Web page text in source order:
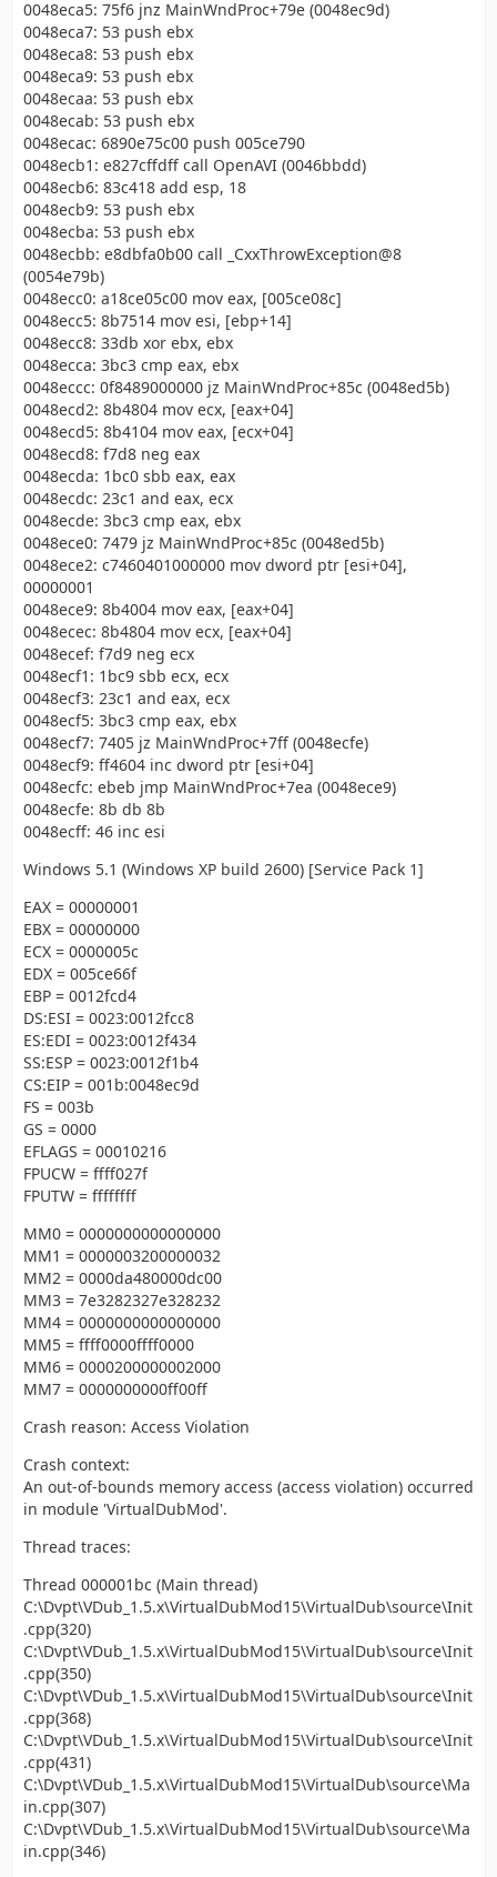
0048eca5: 75f6 jnz MainWndProc+79e (0048ec9d)
0048eca7: 53 push ebx
0048eca8: 53 push ebx
0048eca9: 53 push ebx
0048ecaa: 53 push ebx
0048ecab: 53 push ebx
0048ecac: 6890e75c00 push 005ce790
0048ecb1: e827cffdff call OpenAVI (0046bbdd)
0048ecb6: 83c418 add esp, 18
0048ecb9: 53 push ebx
0048ecba: 53 push ebx
0048ecbb: e8dbfa0b00 call _CxxThrowException@8
(0054e79b)
0048ecc0: a18ce05c00 mov eax, [005ce08c]
0048ecc5: 8b7514 mov esi, [ebp+14]
0048ecc8: 33db xor ebx, ebx
0048ecca: 3bc3 cmp eax, ebx
0048eccc: 0f8489000000 jz MainWndProc+85c (0048ed5b)
0048ecd2: 8b4804 mov ecx, [eax+04]
0048ecd5: 8b4104 mov eax, [ecx+04]
0048ecd8: f7d8 neg eax
0048ecda: 1bc0 sbb eax, eax
0048ecdc: 23c1 and eax, ecx
0048ecde: 3bc3 cmp eax, ebx
0048ece0: 7479 jz MainWndProc+85c (0048ed5b)
0048ece2: c7460401000000 mov dword ptr [esi+04],
00000001
0048ece9: 8b4004 mov eax, [eax+04]
0048ecec: 8b4804 mov ecx, [eax+04]
0048ecef: f7d9 neg ecx
0048ecf1: 1bc9 sbb ecx, ecx
0048ecf3: 23c1 and eax, ecx
0048ecf5: 3bc3 cmp eax, ebx
0048ecf7: 7405 jz MainWndProc+7ff (0048ecfe)
0048ecf9: ff4604 inc dword ptr [esi+04]
0048ecfc: ebeb jmp MainWndProc+7ea (0048ece9)
0048ecfe: 8b db 8b
0048ecff: 46 inc esi
Windows 5.1 (Windows XP build 2600) [Service Pack 1]
EAX = 00000001
EBX = 00000000
ECX = 0000005c
EDX = 005ce66f
EBP = 0012fcd4
DS:ESI = 0023:0012fcc8
ES:EDI = 0023:0012f434
SS:ESP = 0023:0012f1b4
CS:EIP = 001b:0048ec9d
FS = 003b
GS = 0000
EFLAGS = 00010216
FPUCW = ffff027f
FPUTW = ffffffff
MM0 = 0000000000000000
MM1 = 0000003200000032
MM2 = 0000da480000dc00
MM3 = 7e3282327e328232
MM4 = 0000000000000000
MM5 = ffff0000ffff0000
MM6 = 0000200000002000
MM7 = 0000000000ff00ff
Crash reason: Access Violation
Crash context:
An out-of-bounds memory access (access violation) occurred
in module 'VirtualDubMod'.
Thread traces:
Thread 000001bc (Main thread)
C:\Dvpt\VDub_1.5.x\VirtualDubMod15\VirtualDub\source\Init
.cpp(320)
C:\Dvpt\VDub_1.5.x\VirtualDubMod15\VirtualDub\source\Init
.cpp(350)
C:\Dvpt\VDub_1.5.x\VirtualDubMod15\VirtualDub\source\Init
.cpp(368)
C:\Dvpt\VDub_1.5.x\VirtualDubMod15\VirtualDub\source\Init
.cpp(431)
C:\Dvpt\VDub_1.5.x\VirtualDubMod15\VirtualDub\source\Ma
in.cpp(307)
C:\Dvpt\VDub_1.5.x\VirtualDubMod15\VirtualDub\source\Ma
in.cpp(346)